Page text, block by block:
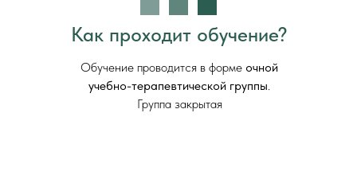
Как проходит обучение?
Обучение проводится в форме очной
учебно-терапевтической группы
Группа закрытая